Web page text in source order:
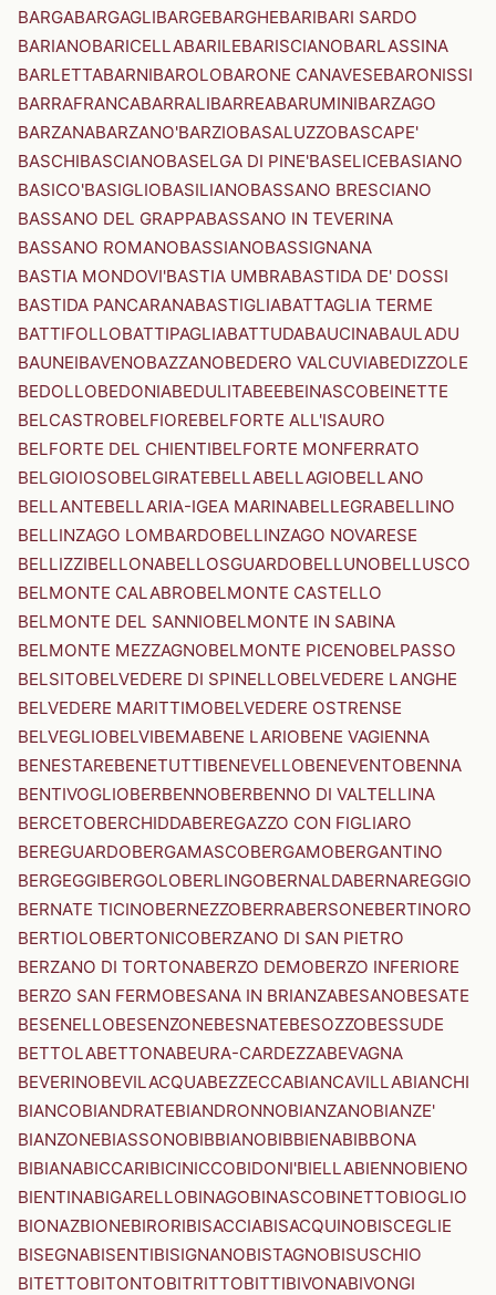
BARGABARGAGLIBARGEBARGHEBARIBARI SARDO
BARIANOBARICELLABARILEBARISCIANOBARLASSINA
BARLETTABARNIBAROLOBARONE CANAVESEBARONISSI
BARRAFRANCABARRALIBARREABARUMINIBARZAGO
BARZANABARZANO'BARZIOBASALUZZOBASCAPE'
BASCHIBASCIANOBASELGA DI PINE'BASELICEBASIANO
BASICO'BASIGLIOBASILIANOBASSANO BRESCIANO
BASSANO DEL GRAPPABASSANO IN TEVERINA
BASSANO ROMANOBASSIANOBASSIGNANA
BASTIA MONDOVI'BASTIA UMBRABASTIDA DE' DOSSI
BASTIDA PANCARANABASTIGLIABATTAGLIA TERME
BATTIFOLLOBATTIPAGLIABATTUDABAUCINABAULADU
BAUNEIBAVENOBAZZANOBEDERO VALCUVIABEDIZZOLE
BEDOLLOBEDONIABEDULITABEEBEINASCOBEINETTE
BELCASTROBELFIOREBELFORTE ALL'ISAURO
BELFORTE DEL CHIENTIBELFORTE MONFERRATO
BELGIOIOSOBELGIRATEBELLABELLAGIOBELLANO
BELLANTEBELLARIA-IGEA MARINABELLEGRABELLINO
BELLINZAGO LOMBARDOBELLINZAGO NOVARESE
BELLIZZIBELLONABELLOSGUARDOBELLUNOBELLUSCO
BELMONTE CALABROBELMONTE CASTELLO
BELMONTE DEL SANNIOBELMONTE IN SABINA
BELMONTE MEZZAGNOBELMONTE PICENOBELPASSO
BELSITOBELVEDERE DI SPINELLOBELVEDERE LANGHE
BELVEDERE MARITTIMOBELVEDERE OSTRENSE
BELVEGLIOBELVIBEMABENE LARIOBENE VAGIENNA
BENESTAREBENETUTTIBENEVELLOBENEVENTOBENNA
BENTIVOGLIOBERBENNOBERBENNO DI VALTELLINA
BERCETOBERCHIDDABEREGAZZO CON FIGLIARO
BEREGUARDOBERGAMASCOBERGAMOBERGANTINO
BERGEGGIBERGOLOBERLINGOBERNALDABERNAREGGIO
BERNATE TICINOBERNEZZOBERRABERSONEBERTINORO
BERTIOLOBERTONICOBERZANO DI SAN PIETRO
BERZANO DI TORTONABERZO DEMOBERZO INFERIORE
BERZO SAN FERMOBESANA IN BRIANZABESANOBESATE
BESENELLOBESENZONEBESNATEBESOZZOBESSUDE
BETTOLABETTONABEURA-CARDEZZABEVAGNA
BEVERINOBEVILACQUABEZZECCABIANCAVILLABIANCHI
BIANCOBIANDRATEBIANDRONNOBIANZANOBIANZE'
BIANZONEBIASSONOBIBBIANOBIBBIENABIBBONA
BIBIANABICCARIBICINICCOBIDONI'BIELLABIENNOBIENO
BIENTINABIGARELLOBINAGOBINASCOBINETTOBIOGLIO
BIONAZBIONEBIRORIBISACCIABISACQUINOBISCEGLIE
BISEGNABISENTIBISIGNANOBISTAGNOBISUSCHIO
BITETTOBITONTOBITRITTOBITTIBIVONABIVONGI